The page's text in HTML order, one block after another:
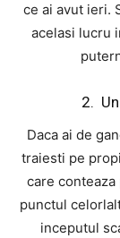
ce ai avut ieri.
acelasi lucru
2.
Daca ai de
traiesti pe
care
punctul
inceputul